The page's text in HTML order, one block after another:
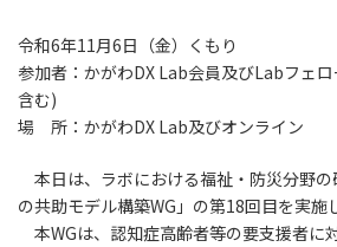
令和6年11月6日（金）くもり
参加者：かがわDX Lab会員及びLabフェ
含む)
場 所：かがわDX Lab及びオンライン
本日は、ラボにおける福祉・防災分野
の共助モデル構築WG」の第18回目を実施
本WGは、認知症高齢者等の要支援者に